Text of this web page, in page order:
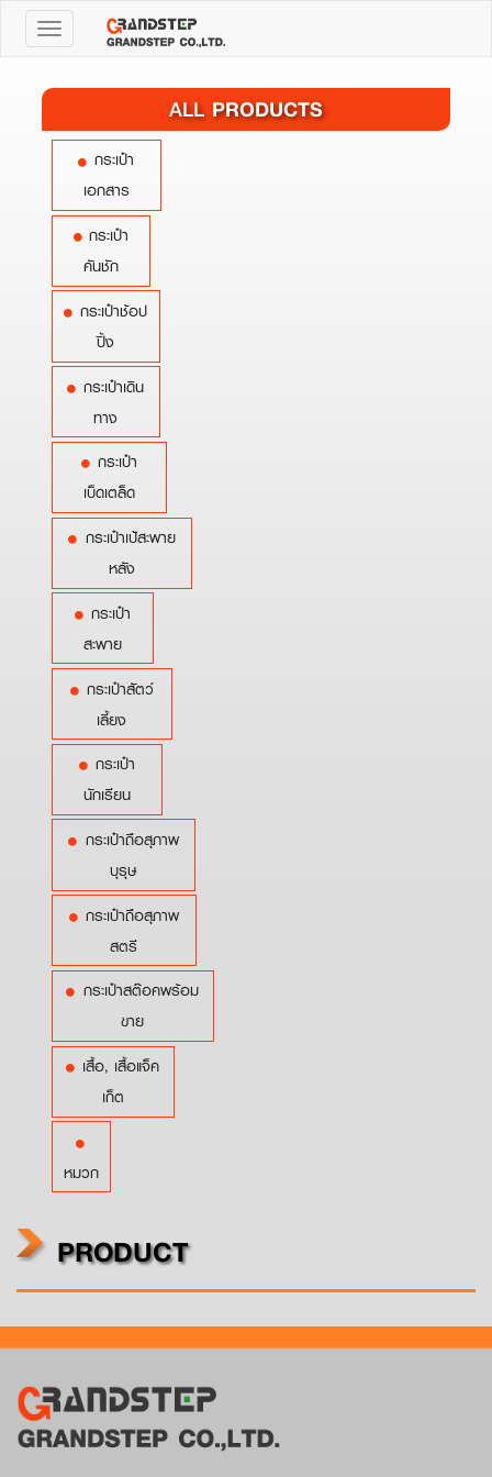
Toggle
ALL PRODUCTS
กระเป๋า
เอกสาร
กระเป๋า
คันชัก
กระเป๋าช้อป
ปิ้ง
กระเป๋าเดิน
ทาง
กระเป๋า
เบ็ดเตล็ด
กระเป๋าเป้สะพาย
หลัง
กระเป๋า
สะพาย
กระเป๋าสัตว์
เลี้ยง
กระเป๋า
นักเรียน
กระเป๋าถือสุภาพ
บุรุษ
กระเป๋าถือสุภาพ
สตรี
กระเป๋าสต๊อคพร้อม
ขาย
เสื้อ, เสื้อแจ็ค
เก็ต
หมวก
PRODUCT